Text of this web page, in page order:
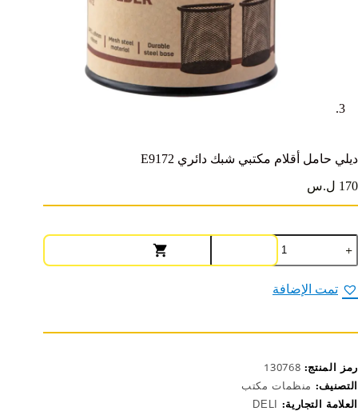
ديلي حامل أقلام مكتبي شبك دائري E9172
170 ل.س
كمية
ديلي
حامل
أقلام
مكتبي
تمت الإضافة
رمز المنتج: 130768
التصنيف: منظمات مكتب
العلامة التجارية: DELI